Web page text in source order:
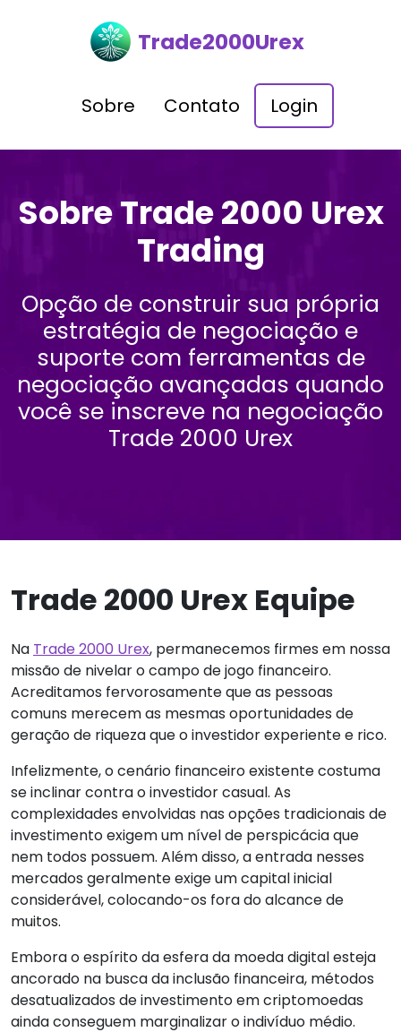
Trade2000Urex
Sobre Contato Login
Sobre Trade 2000 Urex
Trading
Opção de construir sua própria
estratégia de negociação e
suporte com ferramentas de
negociação avançadas quando
você se inscreve na negociação
Trade 2000 Urex
Trade 2000 Urex Equipe
Na Trade 2000 Urex, permanecemos firmes em nossa
missão de nivelar o campo de jogo financeiro.
Acreditamos fervorosamente que as pessoas
comuns merecem as mesmas oportunidades de
geração de riqueza que o investidor experiente e rico.
Infelizmente, o cenário financeiro existente costuma
se inclinar contra o investidor casual. As
complexidades envolvidas nas opções tradicionais de
investimento exigem um nível de perspicácia que
nem todos possuem. Além disso, a entrada nesses
mercados geralmente exige um capital inicial
considerável, colocando-os fora do alcance de
muitos.
Embora o espírito da esfera da moeda digital esteja
ancorado na busca da inclusão financeira, métodos
desatualizados de investimento em criptomoedas
ainda conseguem marginalizar o indivíduo médio.